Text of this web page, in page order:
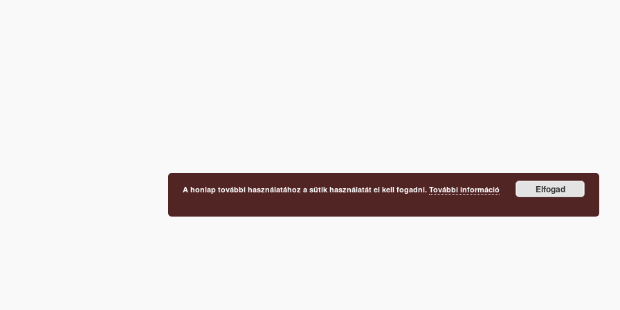
A honlap további használatához a sütik használatát el kell fogadni. További információ Elfogad